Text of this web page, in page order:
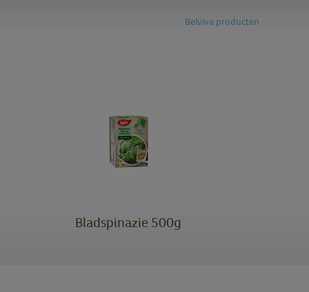
Belviva producten
Bladspinazie 500g